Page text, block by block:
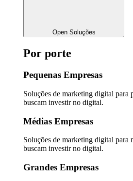
Open Soluções
Por porte
Pequenas Empresas
Soluções de marketing digital para
buscam investir no digital.
Médias Empresas
Soluções de marketing digital para
buscam investir no digital.
Grandes Empresas